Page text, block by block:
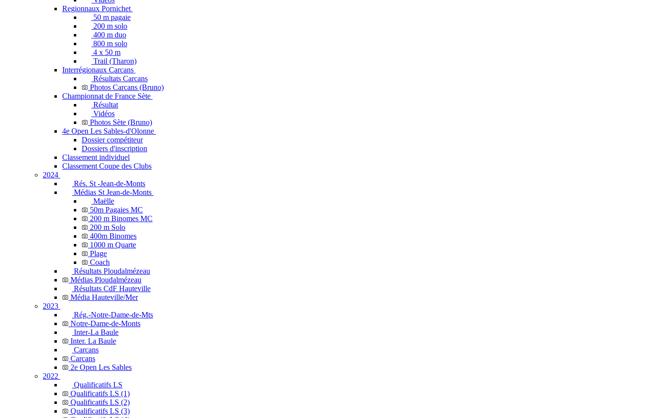
Regionnaux Pornichet
50 m pagaie
200 m solo
400 m duo
800 m solo
4 x 50 m
Trail (Tharon)
Interrégionaux Carcans
Résultats Carcans
Photos Carcans (Bruno)
Championnat de France Sète
Résultat
Vidéos
Photos Sète (Bruno)
4e Open Les Sables-d'Olonne
Dossier compétiteur
Dossiers d'inscription
Classement individuel
Classement Coupe des Clubs
2024
Rés. St -Jean-de-Monts
Médias St Jean-de-Monts
Maëlle
50m Pagaies MC
200 m Binomes MC
200 m Solo
400m Binomes
1000 m Quarte
Plage
Coach
Résultats Ploudalmézeau
Médias Ploudalmézeau
Résultats CdF Hauteville
Média Hauteville/Mer
2023
Rég.-Notre-Dame-de-Mts
Notre-Dame-de-Monts
Inter-La Baule
Inter. La Baule
Carcans
Carcans
2e Open Les Sables
2022
Qualificatifs LS
Qualificatifs LS (1)
Qualificatifs LS (2)
Qualificatifs LS (3)